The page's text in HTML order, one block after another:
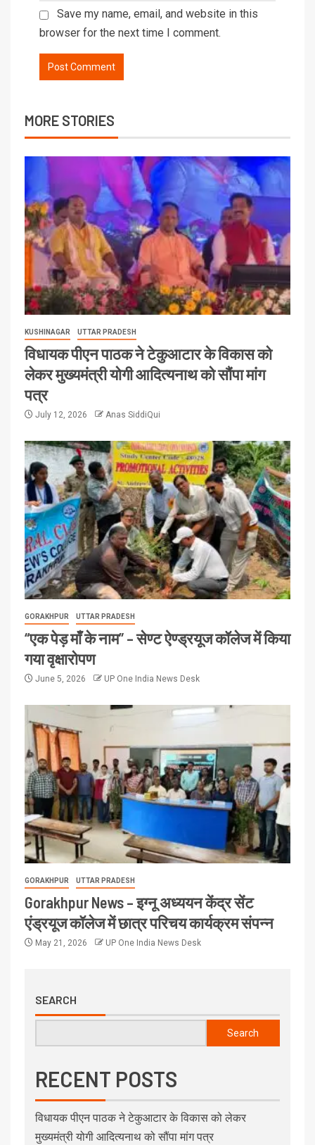
Save my name, email, and website in this
browser for the next time I comment.
MORE STORIES
KUSHINAGAR UTTAR PRADESH
विधायक पीएन पाठक ने टेकुआटार के विकास को
लेकर मुख्यमंत्री योगी आदित्यनाथ को सौंपा मांग
पत्र
July 12, 2026 Anas SiddiQui
GORAKHPUR UTTAR PRADESH
“एक पेड़ माँ के नाम” – सेण्ट ऐण्ड्रयूज कॉलेज में किया
गया वृक्षारोपण
June 5, 2026 UP One India News Desk
GORAKHPUR UTTAR PRADESH
Gorakhpur News – इग्नू अध्ययन केंद्र सेंट
एंड्रयूज कॉलेज में छात्र परिचय कार्यक्रम संपन्न
May 21, 2026 UP One India News Desk
SEARCH
Search
RECENT POSTS
विधायक पीएन पाठक ने टेकुआटार के विकास को लेकर
मुख्यमंत्री योगी आदित्यनाथ को सौंपा मांग पत्र